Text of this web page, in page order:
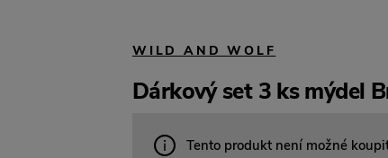
WILD AND WOLF
Dárkový set 3 ks mýdel
Tento produkt není možné